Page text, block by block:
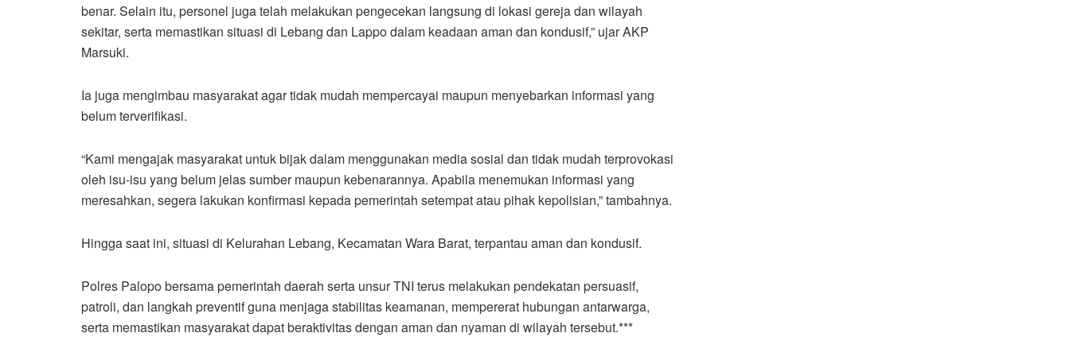
benar. Selain itu, personel juga telah melakukan pengecekan langsung di lokasi gereja dan wilayah
sekitar, serta memastikan situasi di Lebang dan Lappo dalam keadaan aman dan kondusif,” ujar AKP
Marsuki.
Ia juga mengimbau masyarakat agar tidak mudah mempercayai maupun menyebarkan informasi yang
belum terverifikasi.
“Kami mengajak masyarakat untuk bijak dalam menggunakan media sosial dan tidak mudah terprovokasi
oleh isu-isu yang belum jelas sumber maupun kebenarannya. Apabila menemukan informasi yang
meresahkan, segera lakukan konfirmasi kepada pemerintah setempat atau pihak kepolisian,” tambahnya.
Hingga saat ini, situasi di Kelurahan Lebang, Kecamatan Wara Barat, terpantau aman dan kondusif.
Polres Palopo bersama pemerintah daerah serta unsur TNI terus melakukan pendekatan persuasif,
patroli, dan langkah preventif guna menjaga stabilitas keamanan, mempererat hubungan antarwarga,
serta memastikan masyarakat dapat beraktivitas dengan aman dan nyaman di wilayah tersebut.***